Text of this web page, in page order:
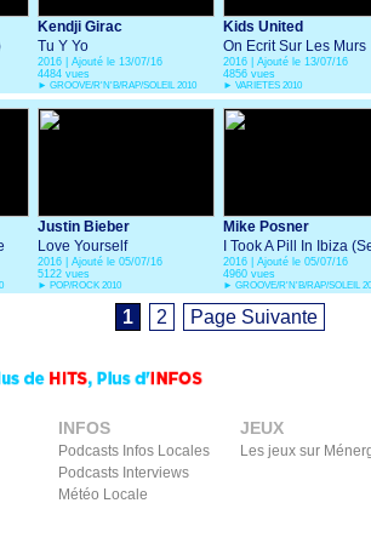
Kendji Girac
Tu Y Yo
2016 | Ajouté le 13/07/16
4484 vues
► GROOVE/R'N'B/RAP/SOLEIL 2010
Kids United
On Ecrit Sur Les Murs
2016 | Ajouté le 13/07/16
4856 vues
► VARIETES 2010
Justin Bieber
Love Yourself
2016 | Ajouté le 05/07/16
5122 vues
► POP/ROCK 2010
Mike Posner
I Took A Pill In Ibiza
Remix)
2016 | Ajouté le 05/07/16
4960 vues
► GROOVE/R'N'B/RAP/SOLEIL
1 2 Page Suivante
INFOS
Podcasts Infos Locales
Podcasts Interviews
Météo Locale
JEUX
Les jeux sur